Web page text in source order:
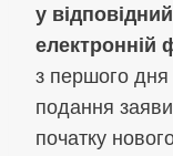
у
електронній
з першого дня
подання
початку